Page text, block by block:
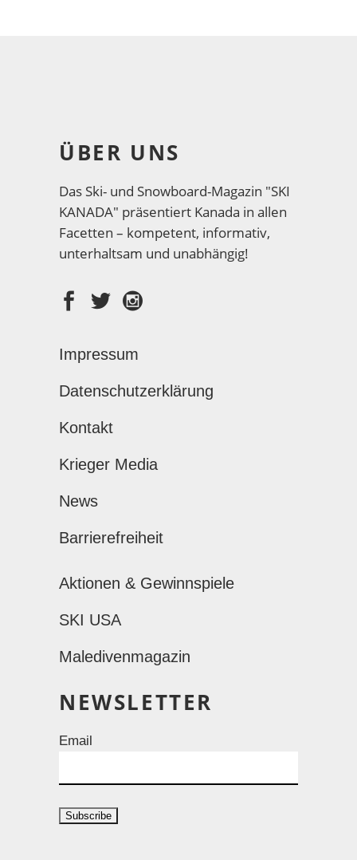
ÜBER UNS
Das Ski- und Snowboard-Magazin "SKI
KANADA" präsentiert Kanada in allen
Facetten – kompetent, informativ,
unterhaltsam und unabhängig!
Impressum
Datenschutzerklärung
Kontakt
Krieger Media
News
Barrierefreiheit
Aktionen & Gewinnspiele
SKI USA
Maledivenmagazin
NEWSLETTER
Email